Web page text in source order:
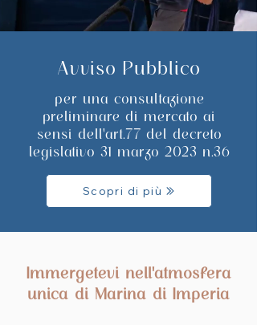
Avviso Pubblico
per una consultazione
preliminare di mercato ai
sensi dell'art.77 del decreto
legislativo 31 marzo 2023 n.36
Scopri di più
Immergetevi nell'atmosfera
unica di Marina di Imperia